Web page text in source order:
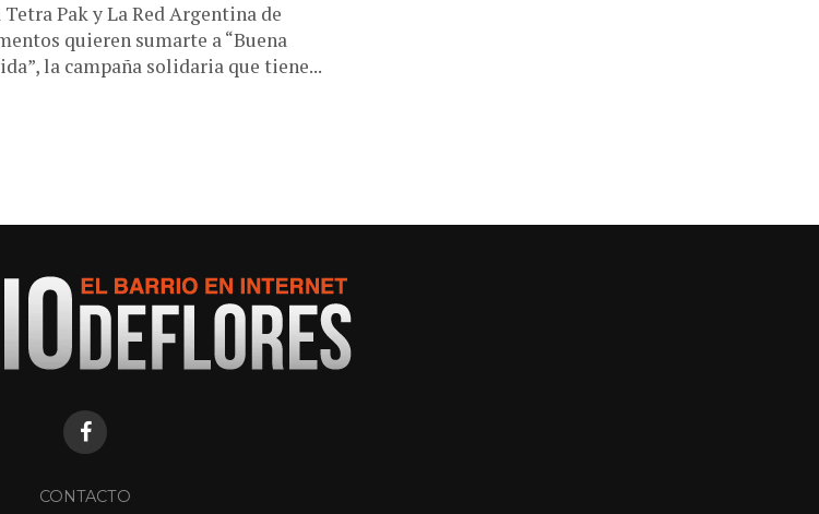
Pak y La Red Argentina de
quieren sumarte a “Buena
la campaña solidaria que tiene...
CONTACTO